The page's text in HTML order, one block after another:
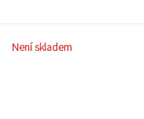
Není skladem